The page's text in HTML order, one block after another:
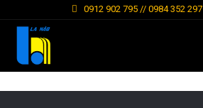
0912 902 795 // 0984 352 297